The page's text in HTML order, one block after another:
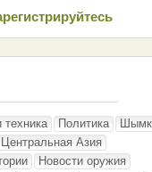
техника Политика
Центральная Азия
Новости оружия